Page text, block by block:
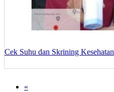
Cek Suhu dan Skrining Kesehatan
«